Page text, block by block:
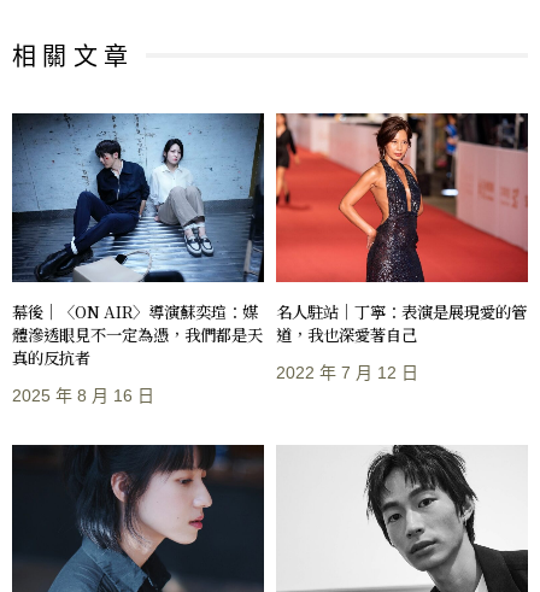
相 關 文 章
幕後｜〈ON AIR〉導演蘇奕瑄：媒
體滲透眼見不一定為憑，我們都是天
真的反抗者
2025 年 8 月 16 日
名人駐站｜丁寧：表演是展現愛的管
道，我也深愛著自己
2022 年 7 月 12 日